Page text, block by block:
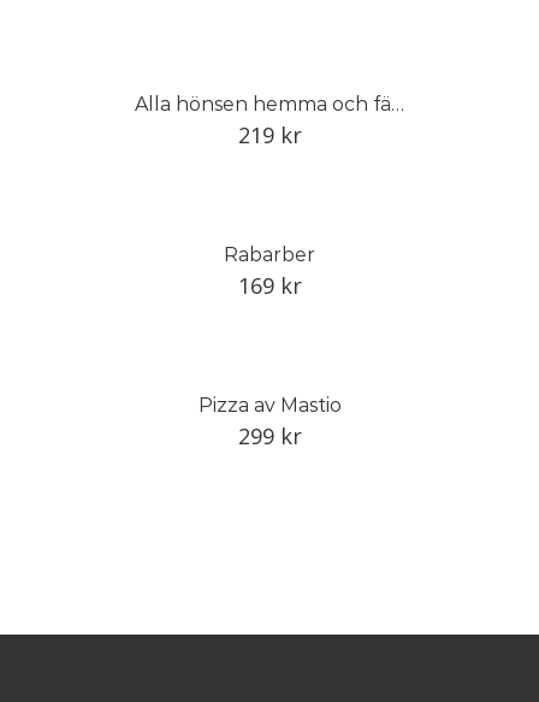
Alla hönsen hemma och färska ägg i köket
219 kr
Rabarber
169 kr
Pizza av Mastio
299 kr